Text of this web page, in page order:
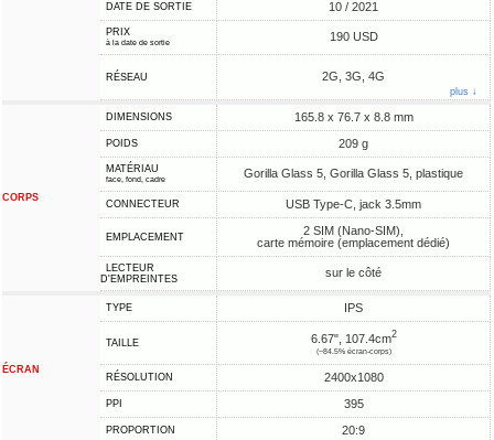
DATE DE SORTIE 10 / 2021
PRIX
à la date de sortie 190 USD
RÉSEAU 2G, 3G, 4G
plus ↓
CORPS
DIMENSIONS 165.8 x 76.7 x 8.8 mm
POIDS 209 g
MATÉRIAU
face, fond, cadre Gorilla Glass 5, Gorilla Glass 5, plastique
CONNECTEUR USB Type-C, jack 3.5mm
EMPLACEMENT
2 SIM (Nano-SIM),
carte mémoire (emplacement dédié)
LECTEUR
D'EMPREINTES
sur le côté
ÉCRAN
TYPE IPS
TAILLE 6.67", 107.4cm2
(~84.5% écran-corps)
RÉSOLUTION 2400x1080
PPI 395
PROPORTION 20:9